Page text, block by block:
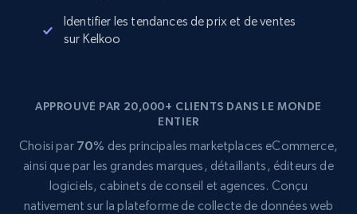
Identifier les tendances de prix et de ventes
sur Kelkoo
APPROUVÉ PAR 20,000+ CLIENTS DANS LE MONDE
ENTIER
Choisi par 70% des principales marketplaces eCommerce,
ainsi que par les grandes marques, détaillants, éditeurs de
logiciels, cabinets de conseil et agences. Conçu
nativement sur la plateforme de collecte de données web